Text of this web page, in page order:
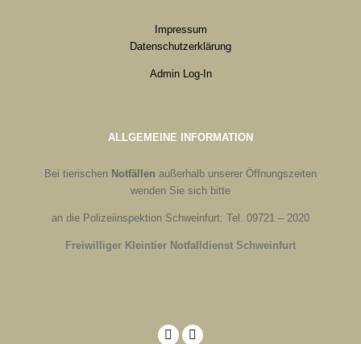
Impressum
Datenschutzerklärung
Admin Log-In
ALLGEMEINE INFORMATION
Bei tierischen Notfällen außerhalb unserer Öffnungszeiten
wenden Sie sich bitte
an die Polizeiinspektion Schweinfurt: Tel. 09721 – 2020
Freiwilliger Kleintier Notfalldienst Schweinfurt